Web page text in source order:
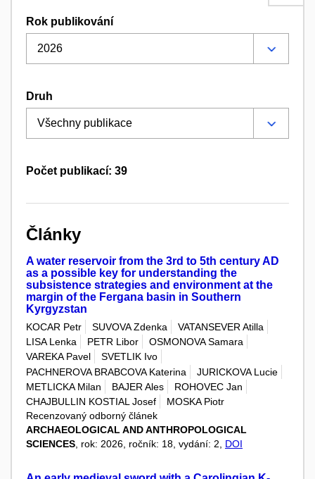
Rok publikování
Druh
Počet publikací: 39
Články
A water reservoir from the 3rd to 5th century AD
as a possible key for understanding the
subsistence strategies and environment at the
margin of the Fergana basin in Southern
Kyrgyzstan
KOCAR Petr SUVOVA Zdenka
VATANSEVER Atilla
LISA Lenka
PETR Libor
OSMONOVA Samara
VAREKA Pavel
SVETLIK Ivo
PACHNEROVA BRABCOVA Katerina
JURICKOVA Lucie
METLICKA Milan
BAJER Ales
ROHOVEC Jan
CHAJBULLIN KOSTIAL Josef
MOSKA Piotr
Recenzovaný odborný článek
ARCHAEOLOGICAL AND ANTHROPOLOGICAL
SCIENCES , rok: 2026, ročník: 18, vydání: 2, DOI